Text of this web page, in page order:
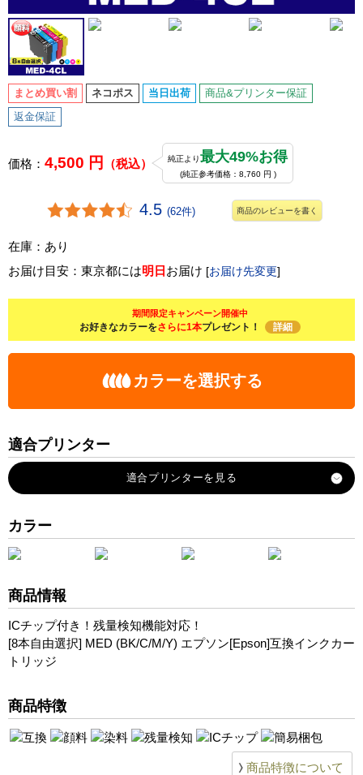
まとめ買い割 ネコポス 当日出荷 商品&プリンター保証
返金保証
価格： 4,500 円 （税込） 純正より最大49%お得
(純正参考価格：8,760 円 )
4.5 (62件) 商品のレビューを書く
在庫：あり
お届け目安：東京都には明日 お届け [お届け先変更]
期間限定キャンペーン開催中
お好きなカラーをさらに1本プレゼント！ 詳細
カラーを選択する
適合プリンター
EW-456A
カラー
商品情報
ICチップ付き！残量検知機能対応！
[8本自由選択] MED (BK/C/M/Y) エプソン[Epson]互換インクカー
トリッジ
商品特徴
商品特徴について